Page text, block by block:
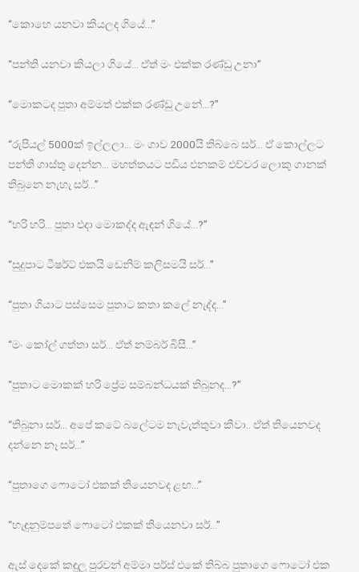
“කොහෙ යනවා කියලද ගියේ…”
“පන්ති යනවා කියලා ගියේ… ඒත් මං එක්ක රණ්ඩු උනා”
“මොකටද පුතා අම්මත් එක්ක රණ්ඩු උනේ…?”
“රුපියල් 5000ක් ඉල්ලලා… මං ගාව 2000යි තිබ්බෙ සර්… ඒ කොල්ලට
පන්ති ගාස්තු දෙන්න… මහත්තයට පඩිය එනකම් එච්චර ලොකු ගානක්
තිබුනෙ නැහැ සර්…”
“හරි හරි… පුතා එදා මොකද්ද ඇඳන් ගියේ…?”
“සුදුපාට ටීෂර්ට් එකයි ඩෙනිම් කලිසමයි සර්…”
“පුතා ගියාට පස්සෙම පුතාට කතා කලේ නැද්ද…”
“මං කෝල් ගත්තා සර්… ඒත් නම්බර් බිසී…”
“පුතාට මොකක් හරි ප්‍රේම සම්බන්ධයක් තිබුනද…?”
“තිබුනා සර්… අපේ කටේ බලේටම නැවැත්තුවා කීවා.. ඒත් තියෙනවද
දන්නෙ නෑ සර්…”
“පුතාගෙ ෆොටෝ එකක් තියෙනවද ළඟ…”
“හැඳුනුම්පතේ ෆොටෝ එකක් තියෙනවා සර්…”
ඇස් දෙකේ කඳුලු පුරවන් අම්මා පර්ස් එකේ තිබ්බ පුතාගෙ ෆොටෝ එක